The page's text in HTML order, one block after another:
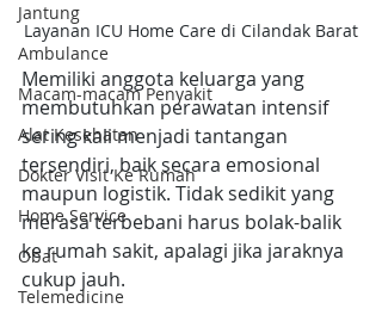
Jantung
Ambulance
Macam-macam Penyakit
Alat Kesehatan
Dokter Visit Ke Rumah
Home Service
Obat
Telemedicine
Layanan ICU Home Care di Cilandak Barat
Memiliki anggota keluarga yang
membutuhkan perawatan intensif
sering kali menjadi tantangan
tersendiri, baik secara emosional
maupun logistik. Tidak sedikit yang
merasa terbebani harus bolak-balik
ke rumah sakit, apalagi jika jaraknya
cukup jauh.